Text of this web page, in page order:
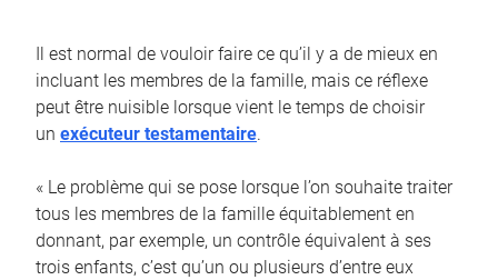
Il est normal de vouloir faire ce qu’il y a de mieux en
incluant les membres de la famille, mais ce réflexe
peut être nuisible lorsque vient le temps de choisir
un exécuteur testamentaire.
« Le problème qui se pose lorsque l’on souhaite traiter
tous les membres de la famille équitablement en
donnant, par exemple, un contrôle équivalent à ses
trois enfants, c’est qu’un ou plusieurs d’entre eux